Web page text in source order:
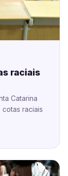
raciais
Catarina
raciais